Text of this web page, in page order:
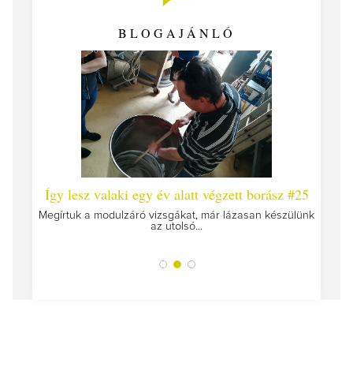
BLOGAJÁNLÓ
Így lesz valaki egy év alatt végzett borász #25
Megírtuk a modulzáró vizsgákat, már lázasan készülünk
az utolsó...